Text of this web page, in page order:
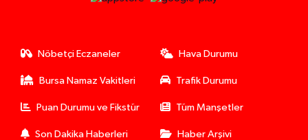
Nöbetçi Eczaneler Hava Durumu
Bursa Namaz Vakitleri Trafik Durumu
Puan Durumu ve Fikstür Tüm Manşetler
Son Dakika Haberleri Haber Arşivi